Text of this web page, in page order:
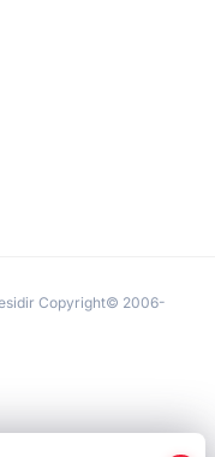
Copyright© 2006-